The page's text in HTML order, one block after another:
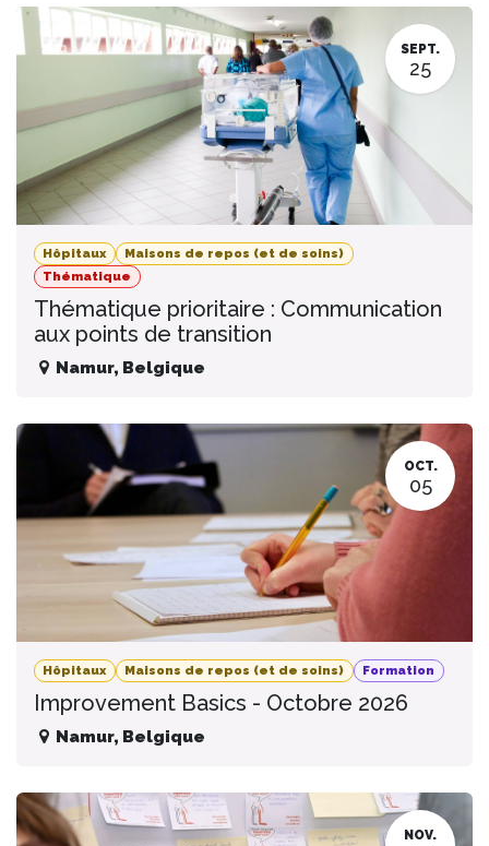
SEPT.
25
Hôpitaux
Maisons de repos (et de soins)
Thématique
Thématique prioritaire : Communication
aux points de transition
Namur, Belgique
OCT.
05
Hôpitaux Maisons de repos (et de soins) Formation
Improvement Basics - Octobre 2026
Namur, Belgique
NOV.